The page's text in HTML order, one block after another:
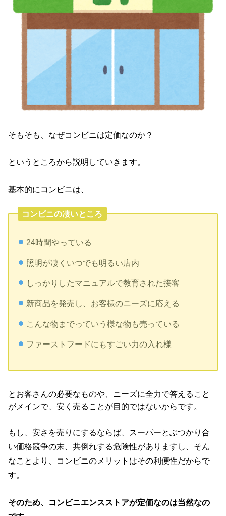
そもそも、なぜコンビニは定価なのか？
というところから説明していきます。
基本的にコンビニは、
コンビニの凄いところ
24時間やっている
照明が凄くいつでも明るい店内
しっかりしたマニュアルで教育された接客
新商品を発売し、お客様のニーズに応える
こんな物までっていう様な物も売っている
ファーストフードにもすごい力の入れ様
とお客さんの必要なものや、ニーズに全力で答えること
がメインで、安く売ることが目的ではないからです。
もし、安さを売りにするならば、スーパーとぶつかり合
い価格競争の末、共倒れする危険性がありますし、そん
なことより、コンビニのメリットはその利便性だからで
す。
そのため、コンビニエンスストアが定価なのは当然なの